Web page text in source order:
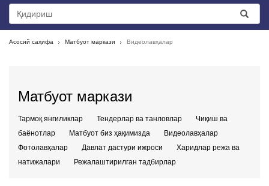
Асосий саҳифа Матбуот маркази Видеолавҳалар
Матбуот маркази
Тармоқ янгиликлар Тендерлар ва танловлар
Чиқиш ва
баёнотлар
Матбуот биз ҳақимизда
Видеолавҳалар
Фотолавҳалар
Давлат дастури ижроси
Харидлар режа ва
натижалари
Режалаштирилган тадбирлар